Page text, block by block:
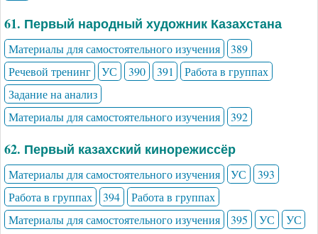
61. Первый народный художник Казахстана
Материалы для самостоятельного изучения
389
Речевой тренинг
УС 390 391
Работа в группах
Задание на анализ
Материалы для самостоятельного изучения
392
62. Первый казахский кинорежиссёр
Материалы для самостоятельного изучения УС
393
Работа в группах
394
Работа в группах
Материалы для самостоятельного изучения
395 УС УС